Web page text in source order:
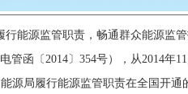
源监管职责，畅通群众能源监
函〔2014〕354号），从2014年
源局履行能源监管职责在全国开